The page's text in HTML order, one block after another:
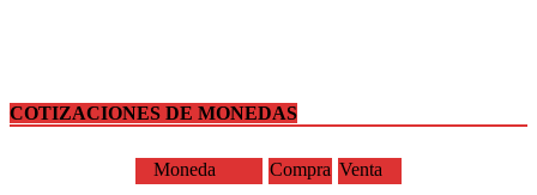
COTIZACIONES DE MONEDAS
Moneda Compra Venta